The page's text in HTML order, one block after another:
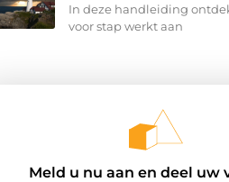
In deze handleiding
voor stap werkt aan
Meld u nu aan en deel uw